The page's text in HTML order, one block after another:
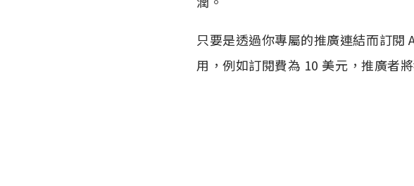
只要是透過你專屬的推廣連結而訂
用，例如訂閱費為 10 美元，推廣者